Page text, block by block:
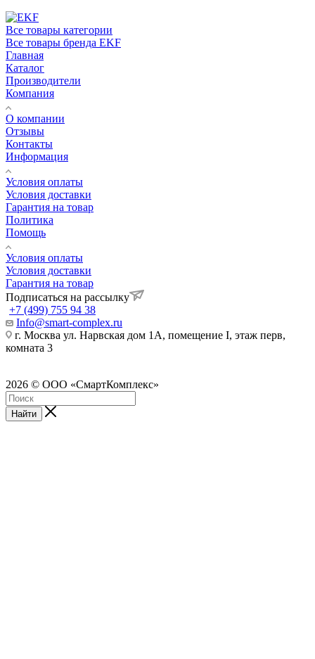
Все товары категории
Все товары бренда EKF
Главная
Каталог
Производители
Компания
О компании
Отзывы
Контакты
Информация
Условия оплаты
Условия доставки
Гарантия на товар
Политика
Помощь
Условия оплаты
Условия доставки
Гарантия на товар
Подписаться на рассылку
+7 (499) 755 94 38
Info@smart-complex.ru
г. Москва ул. Нарвская дом 1А, помещение I, этаж перв,
комната 3
2026 © ООО «СмартКомплекс»
Найти